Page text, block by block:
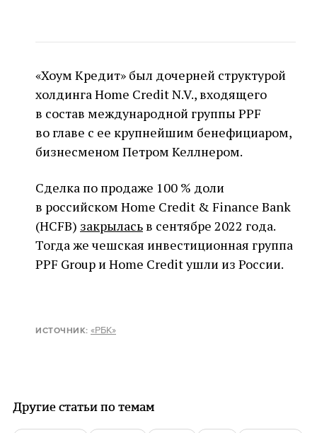
«Хоум Кредит» был дочерней структурой
холдинга Home Credit N.V., входящего
в состав международной группы PPF
во главе с ее крупнейшим бенефициаром,
бизнесменом Петром Келлнером.
Сделка по продаже 100 % доли
в российском Home Credit & Finance Bank
(HCFB) закрыласьв сентябре 2022 года.
Тогда же чешская инвестиционная группа
PPF Group и Home Credit ушли из России.
ИСТОЧНИК: «РБК»
Другие статьи по темам